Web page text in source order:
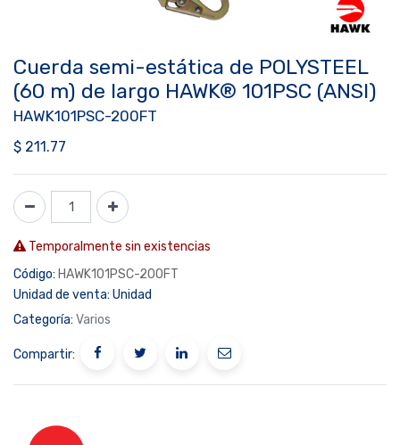
Cuerda semi-estática de POLYSTEEL
(60 m) de largo HAWK® 101PSC (ANSI)
HAWK101PSC-200FT
$ 211.77
Temporalmente sin existencias
Código: HAWK101PSC-200FT
Unidad de venta: Unidad
Categoría: Varios
Compartir: